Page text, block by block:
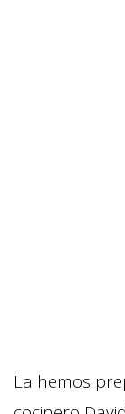
La hemos